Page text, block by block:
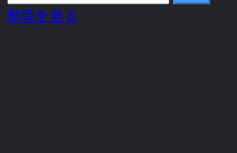
ー
索:
動画を見る